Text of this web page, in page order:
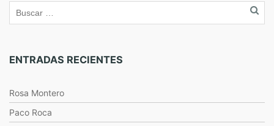
ENTRADAS RECIENTES
Rosa Montero
Paco Roca